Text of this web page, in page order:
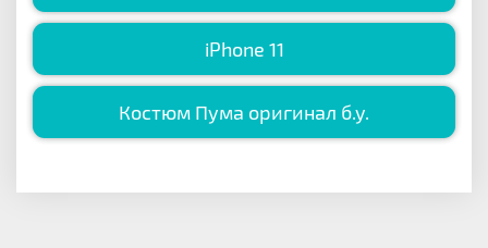
iPhone 11
Костюм Пума оригинал б.у.